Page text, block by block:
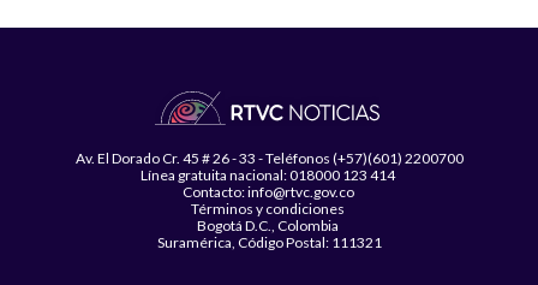
Av. El Dorado Cr. 45 # 26 - 33 - Teléfonos (+57)(601) 2200700
Línea gratuita nacional: 018000 123 414
Contacto: info@rtvc.gov.co
Términos y condiciones
Bogotá D.C., Colombia
Suramérica, Código Postal: 111321